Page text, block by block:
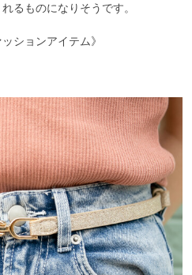
るものになりそうです。
ションアイテム》